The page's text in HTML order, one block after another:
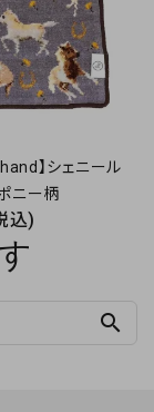
】シェニール
ニー柄
込)
search